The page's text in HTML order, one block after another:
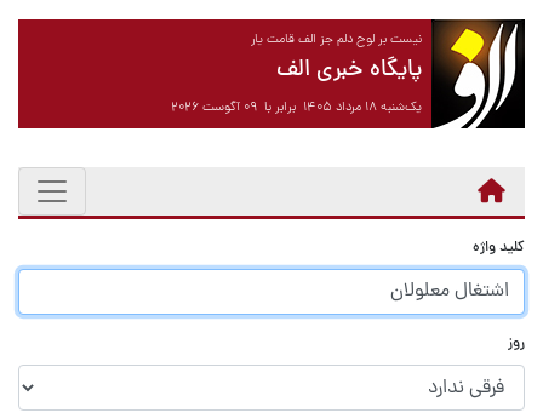
نیست بر لوح دلم جز الف قامت یار
پایگاه خبری الف
یک‌شنبه ۱۸ مرداد ۱۴۰۵ برابر با ۰۹ آگوست ۲۰۲۶
کلید واژه
روز